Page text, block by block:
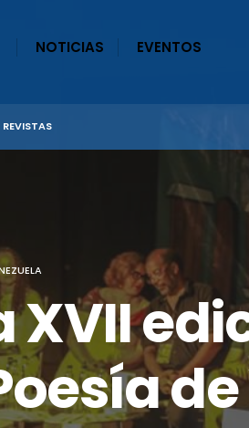
NOTICIAS EVENTOS
REVISTAS